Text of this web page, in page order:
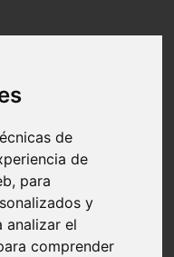
de
de
para
y
analizar el
comprender
que